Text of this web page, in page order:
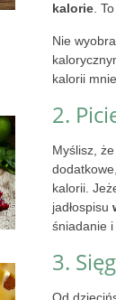
kalorie .
Nie
kalorii
2.
Myślisz,
kalorii.
jadłospisu
śniadanie
3.